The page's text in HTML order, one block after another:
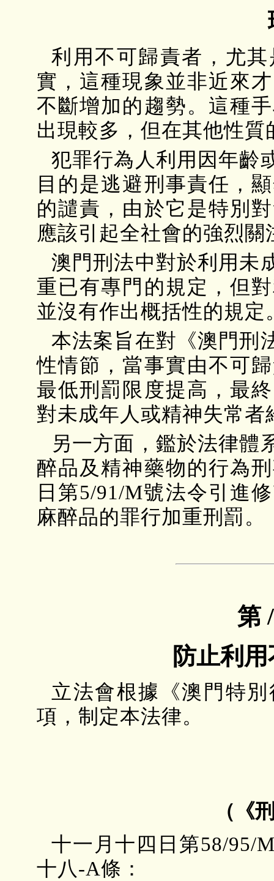
利用不可歸責者，尤
實，這種現象並非近來
不斷增加的趨勢。這種
出現較多，但在其他性
犯罪行為人利用因年齡
目的是逃避刑事責任，
的譴責，由於它是特別
應該引起全社會的強烈關
澳門刑法中對於利用未
重已有專門的規定，但
並沒有作出概括性的規定
本法案旨在對《澳門刑
性情節，當事實由不可
最低刑罰限度提高，最
對未成年人或精神失常者
另一方面，鑑於法律體
醉品及精神藥物的行為
日第5/91/M號法令引進
麻醉品的罪行加重刑罰。
第
防止利
立法會根據《澳門特
項，制定本法律。
（《
十一月十四日第58/95/
十八-A條：